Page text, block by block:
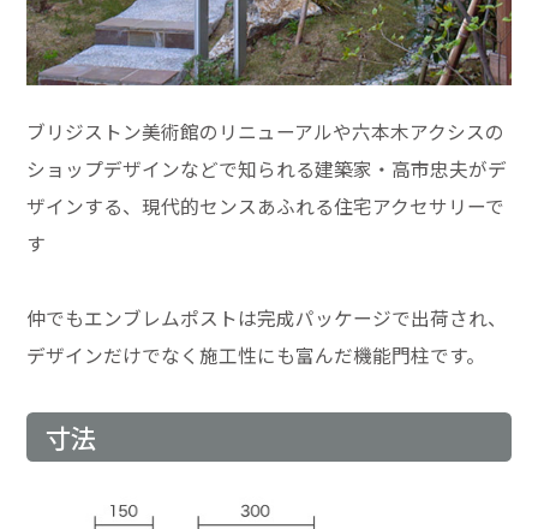
ブリジストン美術館のリニューアルや六本木アクシスの
ショップデザインなどで知られる建築家・高市忠夫がデ
ザインする、現代的センスあふれる住宅アクセサリーで
す
仲でもエンブレムポストは完成パッケージで出荷され、
デザインだけでなく施工性にも富んだ機能門柱です。
寸法